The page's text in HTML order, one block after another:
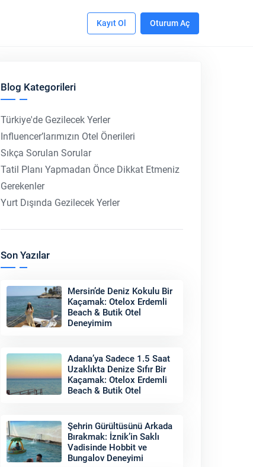
Kayıt Ol Oturum Aç
Blog Kategorileri
Türkiye'de Gezilecek Yerler
Influencer’larımızın Otel Önerileri
Sıkça Sorulan Sorular
Tatil Planı Yapmadan Önce Dikkat Etmeniz
Gerekenler
Yurt Dışında Gezilecek Yerler
Son Yazılar
Mersin’de Deniz Kokulu Bir
Kaçamak: Otelox Erdemli
Beach & Butik Otel
Deneyimim
Adana’ya Sadece 1.5 Saat
Uzaklıkta Denize Sıfır Bir
Kaçamak: Otelox Erdemli
Beach & Butik Otel
Şehrin Gürültüsünü Arkada
Bırakmak: İznik’in Saklı
Vadisinde Hobbit ve
Bungalov Deneyimi